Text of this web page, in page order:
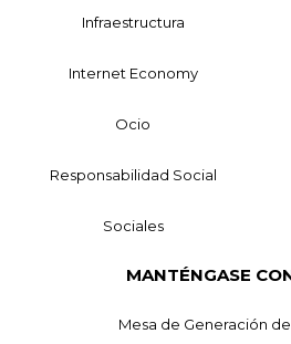
Infraestructura
Internet Economy
Ocio
Responsabilidad Social
Sociales
MANTÉNGASE
Mesa de Generación